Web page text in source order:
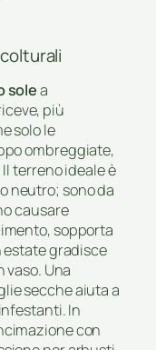
solea
più
solo le
ombreggiate,
terreno ideale è
neutro; sono da
causare
sopporta
estate gradisce
Una
secche aiuta a
In
con